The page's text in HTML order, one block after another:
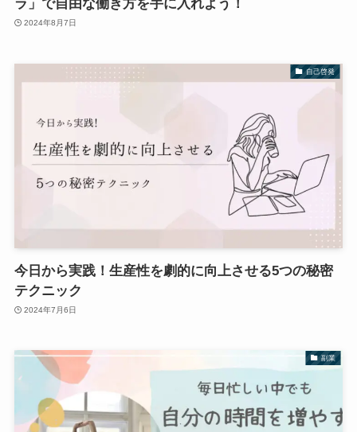
ラ」で自由な働き方を手に入れよう！
2024年8月7日
自己啓発
今日から実践！生産性を劇的に向上させる5つの秘密
テクニック
2024年7月6日
副業